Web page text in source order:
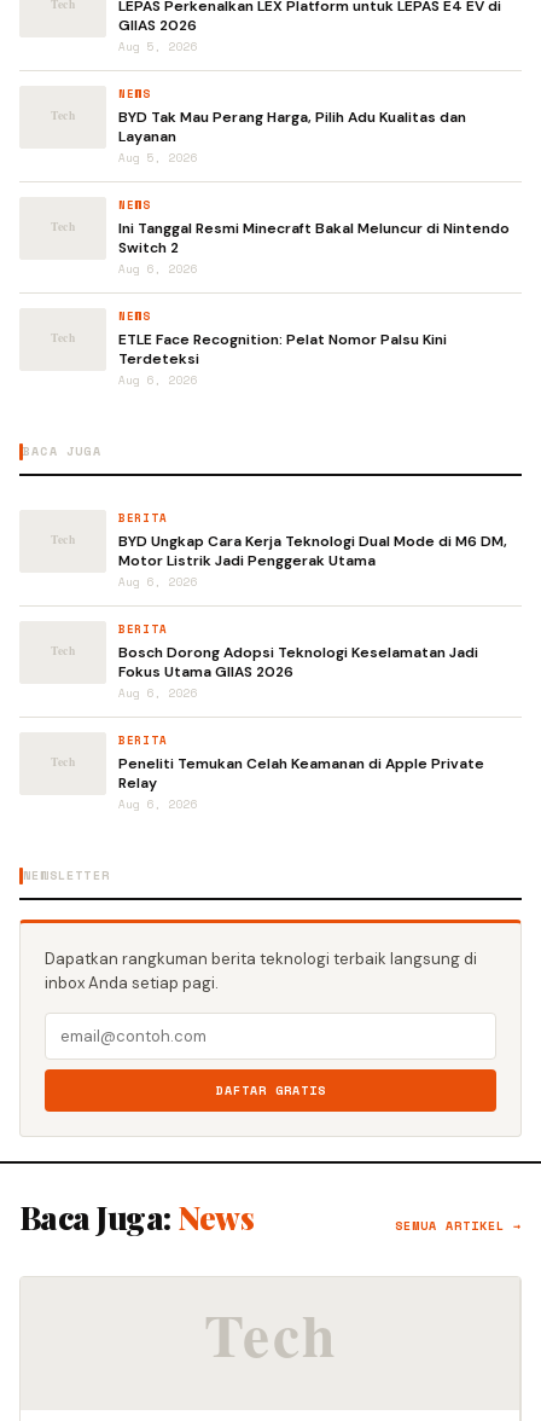
LEPAS Perkenalkan LEX Platform untuk LEPAS E4 EV di
GIIAS 2026
Aug 5, 2026
NEWS
BYD Tak Mau Perang Harga, Pilih Adu Kualitas dan
Layanan
Aug 5, 2026
NEWS
Ini Tanggal Resmi Minecraft Bakal Meluncur di Nintendo
Switch 2
Aug 6, 2026
NEWS
ETLE Face Recognition: Pelat Nomor Palsu Kini
Terdeteksi
Aug 6, 2026
BACA JUGA
BERITA
BYD Ungkap Cara Kerja Teknologi Dual Mode di M6 DM,
Motor Listrik Jadi Penggerak Utama
Aug 6, 2026
BERITA
Bosch Dorong Adopsi Teknologi Keselamatan Jadi
Fokus Utama GIIAS 2026
Aug 6, 2026
BERITA
Peneliti Temukan Celah Keamanan di Apple Private
Relay
Aug 6, 2026
NEWSLETTER
Dapatkan rangkuman berita teknologi terbaik langsung di
inbox Anda setiap pagi.
DAFTAR GRATIS
Baca Juga: News SEMUA ARTIKEL →